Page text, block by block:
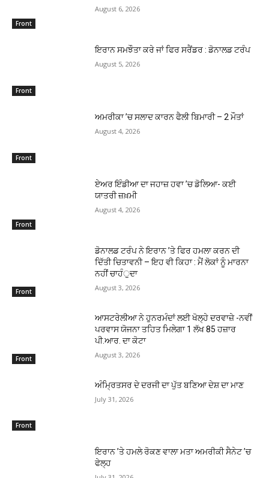
Front
August 6, 2026
Front
ਇਰਾਨ ਸਮਝੌਤਾ ਕਰੇ ਜਾਂ ਫਿਰ ਸਰੈਂਡਰ : ਡੋਨਾਲਡ ਟਰੰਪ
August 5, 2026
Front
ਅਮਰੀਕਾ ’ਚ ਸਲਾਦ ਕਾਰਨ ਫੈਲੀ ਬਿਮਾਰੀ – 2 ਮੌਤਾਂ
August 4, 2026
Front
ਏਅਰ ਇੰਡੀਆ ਦਾ ਜਹਾਜ਼ ਹਵਾ ’ਚ ਡੋਲਿਆ- ਕਈ
ਯਾਤਰੀ ਜ਼ਖ਼ਮੀ
August 4, 2026
Front
ਡੋਨਾਲਡ ਟਰੰਪ ਨੇ ਇਰਾਨ ’ਤੇ ਫਿਰ ਹਮਲਾ ਕਰਨ ਦੀ
ਦਿੱਤੀ ਚਿਤਾਵਨੀ – ਇਹ ਵੀ ਕਿਹਾ : ਮੈਂ ਲੋਕਾਂ ਨੂੰ ਮਾਰਨਾ
ਨਹੀਂ ਚਾਹੰੁਦਾ
August 3, 2026
Front
ਆਸਟਰੇਲੀਆ ਨੇ ਹੁਨਰਮੰਦਾਂ ਲਈ ਖੋਲ੍ਹੇ ਦਰਵਾਜ਼ੇ -ਨਵੀਂ
ਪਰਵਾਸ ਯੋਜਨਾ ਤਹਿਤ ਮਿਲੇਗਾ 1 ਲੱਖ 85 ਹਜ਼ਾਰ
ਪੀ.ਆਰ. ਦਾ ਕੋਟਾ
August 3, 2026
Front
ਅੰਮਿ੍ਰਤਸਰ ਦੇ ਦਰਜੀ ਦਾ ਪੁੱਤ ਬਣਿਆ ਦੇਸ਼ ਦਾ ਮਾਣ
July 31, 2026
ਇਰਾਨ ’ਤੇ ਹਮਲੇ ਰੋਕਣ ਵਾਲਾ ਮਤਾ ਅਮਰੀਕੀ ਸੈਨੇਟ ’ਚ
ਫੇਲ੍ਹ